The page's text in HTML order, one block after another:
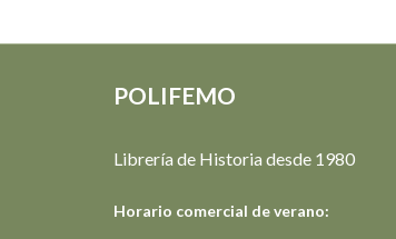
POLIFEMO
Librería de Historia desde 1980
Horario comercial de verano: